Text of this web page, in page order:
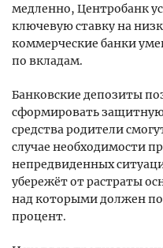
медленно, Центробанк
ключевую ставку на
коммерческие банки
по вкладам.
Банковские депозиты
сформировать защитную
средства родители
случае необходимости
непредвиденных
убережёт от растраты
над которыми должен
процент.